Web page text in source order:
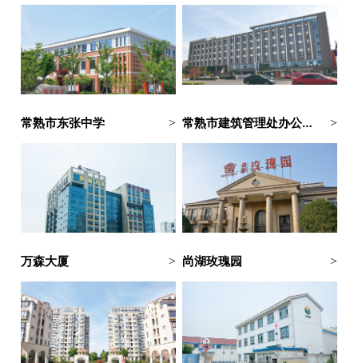
常熟市东张中学 > 常熟市建筑管理处办公大楼 >
万森大厦 > 尚湖玫瑰园 >